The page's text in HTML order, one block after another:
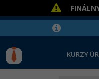
KURZY
SEO -
a